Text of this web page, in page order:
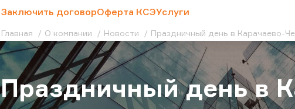
Заключить договорОферта КСЭУслуги
Главная О компании Новости Праздничный день в Карачаево-
Праздничный день в